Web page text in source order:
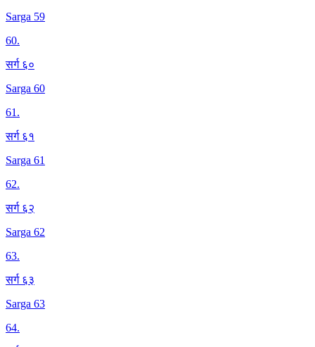
Sarga 59
60.
सर्ग ६०
Sarga 60
61.
सर्ग ६१
Sarga 61
62.
सर्ग ६२
Sarga 62
63.
सर्ग ६३
Sarga 63
64.